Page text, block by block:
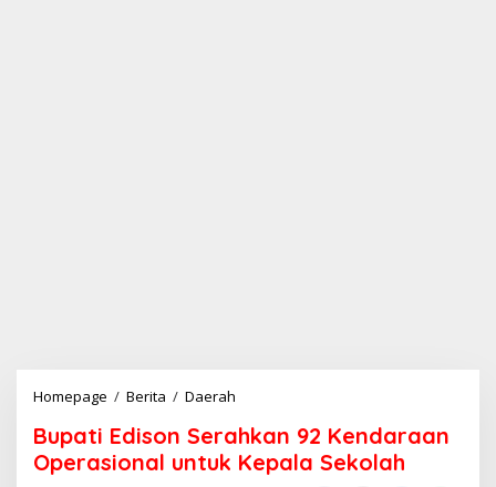
Homepage / Berita / Daerah
p
a
t
Bupati Edison Serahkan 92 Kendaraan
Operasional untuk Kepala Sekolah